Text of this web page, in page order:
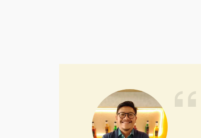
"Absensi karyawan
karyawan gak absen."
Adrianto Nugroho